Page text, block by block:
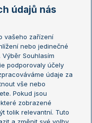
Open
údajů nás
vašeho zařízení
nebo jedinečné
Souhlasím
podporovaly účely
údaje za
vše nebo
Pokud jsou
zobrazené
tolik relevantní. Tuto